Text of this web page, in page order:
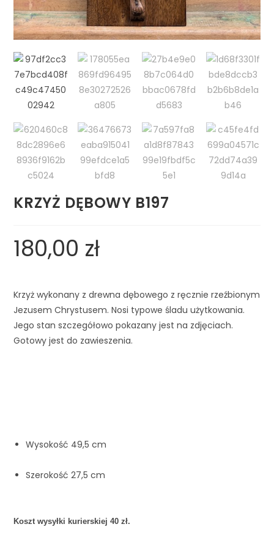
KRZYŻ DĘBOWY B197
180,00 zł
Krzyż wykonany z drewna dębowego z ręcznie rzeźbionym
Jezusem Chrystusem. Nosi typowe śladu użytkowania.
Jego stan szczegółowo pokazany jest na zdjęciach.
Gotowy jest do zawieszenia.
Wysokość 49,5 cm
Szerokość 27,5 cm
Koszt wysyłki kurierskiej 40 zł.